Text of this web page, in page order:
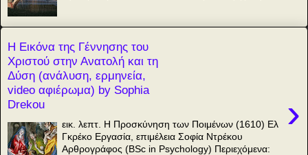
Η Εικόνα της Γέννησης του
Χριστού στην Ανατολή και τη
Δύση (ανάλυση, ερμηνεία,
video αφιέρωμα) by Sophia
Drekou
›
εικ. λεπτ. Η Προσκύνηση των Ποιμένων (1610) Ελ
Γκρέκο Εργασία, επιμέλεια Σοφία Ντρέκου
Αρθρογράφος (BSc in Psychology) Περιεχόμενα: